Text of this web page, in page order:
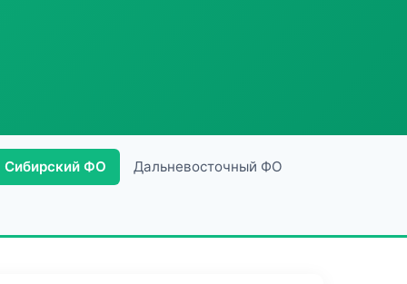
Сибирский ФО Дальневосточный ФО